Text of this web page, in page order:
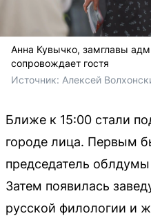
Анна Кувычко, замглавы
сопровождает гостя
Источник: Алексей
Ближе к 15:00 стали
городе лица. Первым
председатель
Затем появилась
русской филологии и